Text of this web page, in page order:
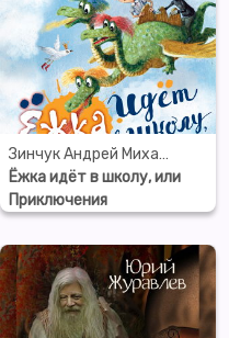
Зинчук Андрей Михайлович
Ёжка идёт в школу, или
Приключения
трёхсотлетней девочки